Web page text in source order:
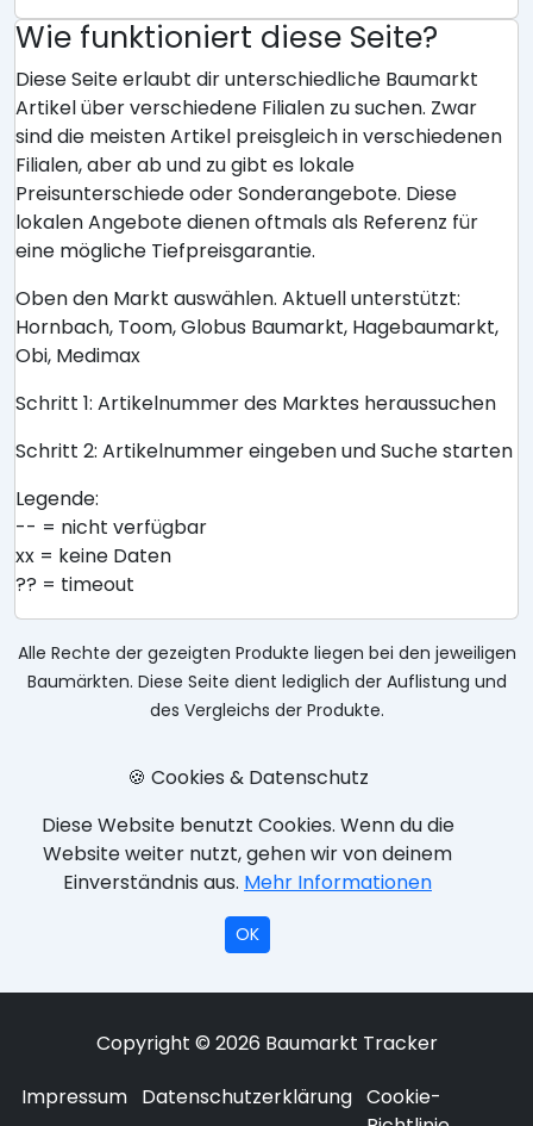
Wie funktioniert diese Seite?
Diese Seite erlaubt dir unterschiedliche Baumarkt
Artikel über verschiedene Filialen zu suchen. Zwar
sind die meisten Artikel preisgleich in verschiedenen
Filialen, aber ab und zu gibt es lokale
Preisunterschiede oder Sonderangebote. Diese
lokalen Angebote dienen oftmals als Referenz für
eine mögliche Tiefpreisgarantie.
Oben den Markt auswählen. Aktuell unterstützt:
Hornbach, Toom, Globus Baumarkt, Hagebaumarkt,
Obi, Medimax
Schritt 1: Artikelnummer des Marktes heraussuchen
Schritt 2: Artikelnummer eingeben und Suche starten
Legende:
-- = nicht verfügbar
xx = keine Daten
?? = timeout
Alle Rechte der gezeigten Produkte liegen bei den jeweiligen
Baumärkten. Diese Seite dient lediglich der Auflistung und
des Vergleichs der Produkte.
🍪 Cookies & Datenschutz
Diese Website benutzt Cookies. Wenn du die
Website weiter nutzt, gehen wir von deinem
Einverständnis aus. Mehr Informationen
OK
Copyright © 2026 Baumarkt Tracker
Impressum Datenschutzerklärung Cookie-